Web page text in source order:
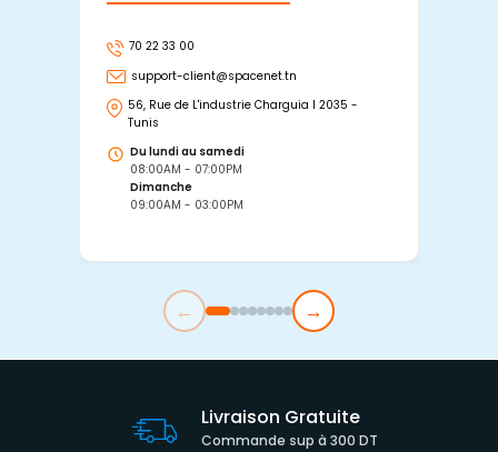
70 22 33 00
support-client@spacenet.tn
56, Rue de L'industrie Charguia I 2035 -
Tunis
Du lundi au samedi
08:00AM - 07:00PM
Dimanche
09:00AM - 03:00PM
← →
Livraison Gratuite
Commande sup à 300 DT